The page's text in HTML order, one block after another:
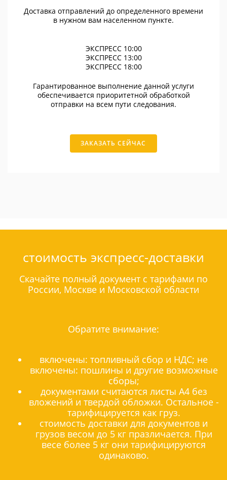
Доставка отправлений до определенного времени
в нужном вам населенном пункте.
ЭКСПРЕСС 10:00
ЭКСПРЕСС 13:00
ЭКСПРЕСС 18:00
Гарантированное выполнение данной услуги
обеспечивается приоритетной обработкой
отправки на всем пути следования.
ЗАКАЗАТЬ СЕЙЧАС
стоимость экспресс-доставки
Скачайте полный документ с тарифами по
России, Москве и Московской области
Обратите внимание:
включены: топливный сбор и НДС; не
включены: пошлины и другие возможные
сборы;
документами считаются листы А4 без
вложений и твердой обложки. Остальное -
тарифицируется как груз.
стоимость доставки для документов и
грузов весом до 5 кг празличается. При
весе более 5 кг они тарифицируются
одинаково.